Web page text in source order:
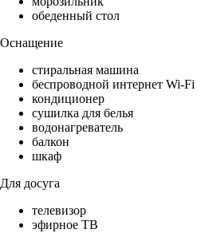
обеденный стол
Оснащение
стиральная машина
беспроводной интернет Wi-Fi
кондиционер
сушилка для белья
водонагреватель
балкон
шкаф
Для досуга
телевизор
эфирное ТВ